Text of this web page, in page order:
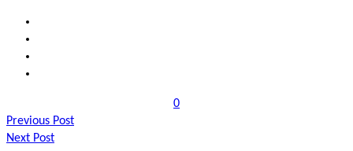
0
Previous Post
Next Post